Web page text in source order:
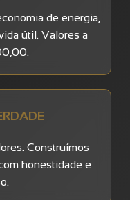
de energia,
útil. Valores a
Construímos
honestidade e